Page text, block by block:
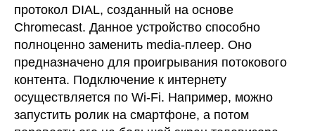
протокол DIAL, созданный на основе
Chromecast. Данное устройство способно
полноценно заменить media-плеер. Оно
предназначено для проигрывания потокового
контента. Подключение к интернету
осуществляется по Wi-Fi. Например, можно
запустить ролик на смартфоне, а потом